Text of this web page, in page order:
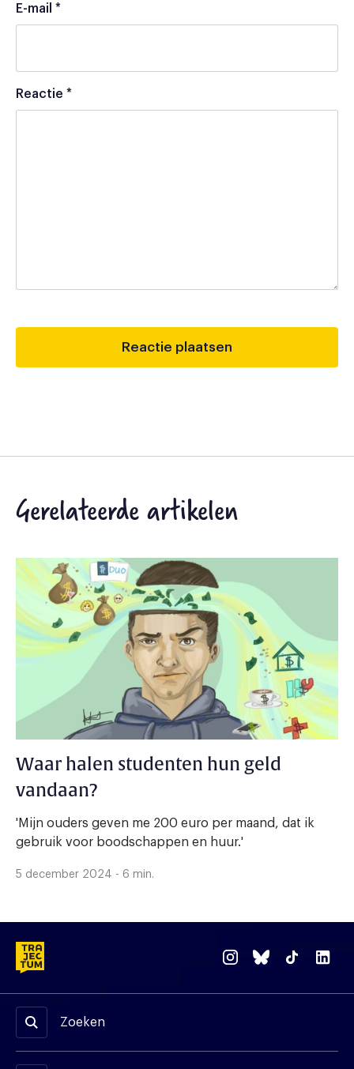
E-mail *
Reactie *
Gerelateerde artikelen
Waar halen studenten hun geld
vandaan?
'Mijn ouders geven me 200 euro per maand, dat ik
gebruik voor boodschappen en huur.'
5 december 2024 - 6 min.
Zoeken